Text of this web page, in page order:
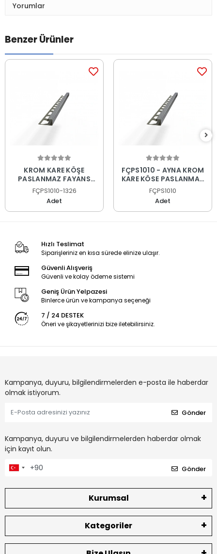
Yorumlar
Benzer Ürünler
KROM KARE KÖŞE
PASLANMAZ FAYANS
PROFİLİ
FÇPS1010-1326
Adet
FÇPS1010 - AYNA KROM
KARE KÖŞE PASLANMAZ
FAYANS PROFİLİ
FÇPS1010
Adet
Hızlı Teslimat
Siparişleriniz en kısa sürede elinize ulaşır.
Güvenli Alışveriş
Güvenli ve kolay ödeme sistemi
Geniş Ürün Yelpazesi
Binlerce ürün ve kampanya seçeneği
7 / 24 DESTEK
Öneri ve şikayetlerinizi bize iletebilirsiniz.
Kampanya, duyuru, bilgilendirmelerden e-posta ile haberdar
olmak istiyorum.
Gönder
Kampanya, duyuru ve bilgilendirmelerden haberdar olmak
için kayıt olun.
Gönder
Kurumsal
Kategoriler